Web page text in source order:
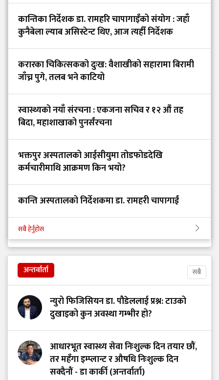
कान्तिका निर्देशक डा. रामहरि चापागाइँको संयोग : जहाँ
कुनैबेला ल्याब असिस्टेन्ट थिए, आज त्यहीँ निर्देशक
करारका चिकित्सकको दुःख: वैशाखीको सहारामा बिरामी
जाँच्न पुगे, तलब भने काटियो
स्वास्थ्यको नयाँ संरचना : एकजना सचिव र १२ औं तह
बिदा, महाशाखाको पुनर्संरचना
भक्तपुर अस्पतालको आईसीयुमा तोडफोडदेखि
कर्मचारीमाथि आक्रमण किन भयो?
कान्ति अस्पतालको निर्देशकमा डा. रामहरी चापागाईं
सबै हेर्नुहोस
अन्तर्वार्ता सबै
न्युरो फिजिसियन डा. पौडेललाई प्रश्न: टाउको
दुखाइको कुन अवस्था गम्भीर हो?
आधारभूत स्वास्थ्य सेवा निःशुल्क दिन तयार छौं,
तर महँगा इम्प्लान्ट र औषधि निःशुल्क दिन
सक्दैनौं - डा कार्की (अन्तर्वार्ता)